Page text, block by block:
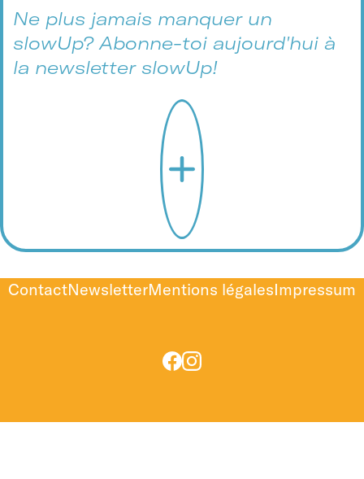
Ne plus jamais manquer un
slowUp? Abonne-toi aujourd'hui à
la newsletter slowUp!
ContactNewsletterMentions légalesImpressum